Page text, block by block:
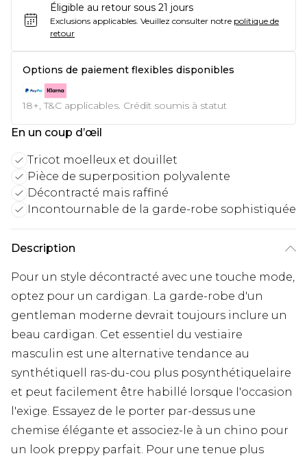
Éligible au retour sous 21 jours
Exclusions applicables. Veuillez consulter notre politique de
retour
Options de paiement flexibles disponibles
18+, T&C applicables. Crédit soumis à statut
En un coup d’œil
Tricot moelleux et douillet
Pièce de superposition polyvalente
Décontracté mais raffiné
Incontournable de la garde-robe sophistiquée
Description
Pour un style décontracté avec une touche mode,
optez pour un cardigan. La garde-robe d'un
gentleman moderne devrait toujours inclure un
beau cardigan. Cet essentiel du vestiaire
masculin est une alternative tendance au
synthétiquell ras-du-cou plus posynthétiquelaire
et peut facilement être habillé lorsque l'occasion
l'exige. Essayez de le porter par-dessus une
chemise élégante et associez-le à un chino pour
un look preppy parfait. Pour une tenue plus